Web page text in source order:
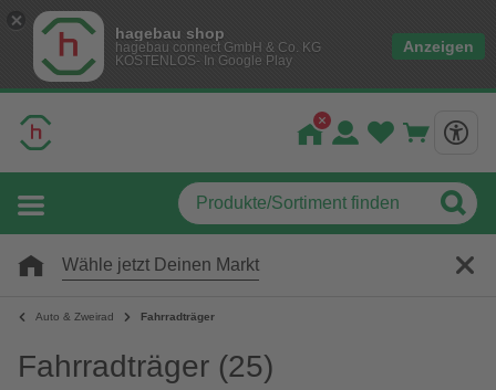
hagebau shop
hagebau connect GmbH & Co. KG
KOSTENLOS- In Google Play
Anzeigen
Wähle jetzt Deinen Markt
Auto & Zweirad Fahrradträger
Fahrradträger (25)